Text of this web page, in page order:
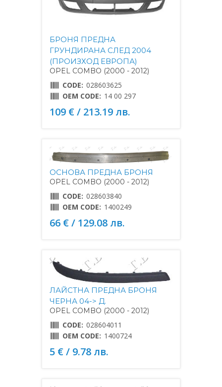
БРОНЯ ПРЕДНА
ГРУНДИРАНА СЛЕД 2004
(ПРОИЗХОД ЕВРОПА)
OPEL COMBO (2000 - 2012)
CODE: 028603625
OEM CODE: 14 00 297
109 € / 213.19 лв.
ОСНОВА ПРЕДНА БРОНЯ
OPEL COMBO (2000 - 2012)
CODE: 028603840
OEM CODE: 1400249
66 € / 129.08 лв.
ЛАЙСТНА ПРЕДНА БРОНЯ
ЧЕРНА 04-> Д.
OPEL COMBO (2000 - 2012)
CODE: 028604011
OEM CODE: 1400724
5 € / 9.78 лв.